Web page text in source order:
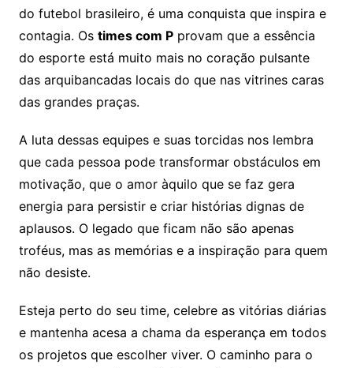
do futebol brasileiro, é uma conquista que inspira e
contagia. Os times com Pprovam que a essência
do esporte está muito mais no coração pulsante
das arquibancadas locais do que nas vitrines caras
das grandes praças.
A luta dessas equipes e suas torcidas nos lembra
que cada pessoa pode transformar obstáculos em
motivação, que o amor àquilo que se faz gera
energia para persistir e criar histórias dignas de
aplausos. O legado que ficam não são apenas
troféus, mas as memórias e a inspiração para quem
não desiste.
Esteja perto do seu time, celebre as vitórias diárias
e mantenha acesa a chama da esperança em todos
os projetos que escolher viver. O caminho para o